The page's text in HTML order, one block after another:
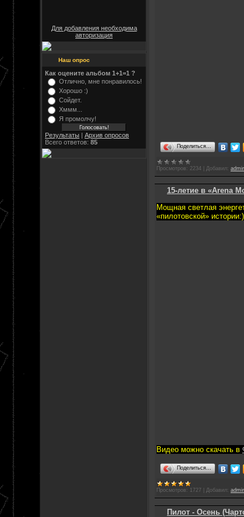
Для добавления необходима
авторизация
Наш опрос
Как оцените альбом 1+1=1 ?
Отлично, мне понравилось!
Хорошо :)
Сойдет.
Хммм...
Я промолчу!
Результаты | Архив опросов
Всего ответов: 85
Поделиться…
Просмотров: 2234 Добавил:
15-летие в «Arena
Мощная светлая
«пилотовской» истории:)
Видео можно скачать в
Поделиться…
Просмотров: 1727 Добавил:
Пилот - Осень